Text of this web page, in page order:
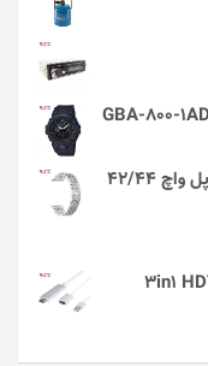
بند طرح Diamond کد i1012 مناسب برای اپل واچ 42/44